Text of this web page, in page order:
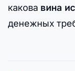
какова вина
денежных